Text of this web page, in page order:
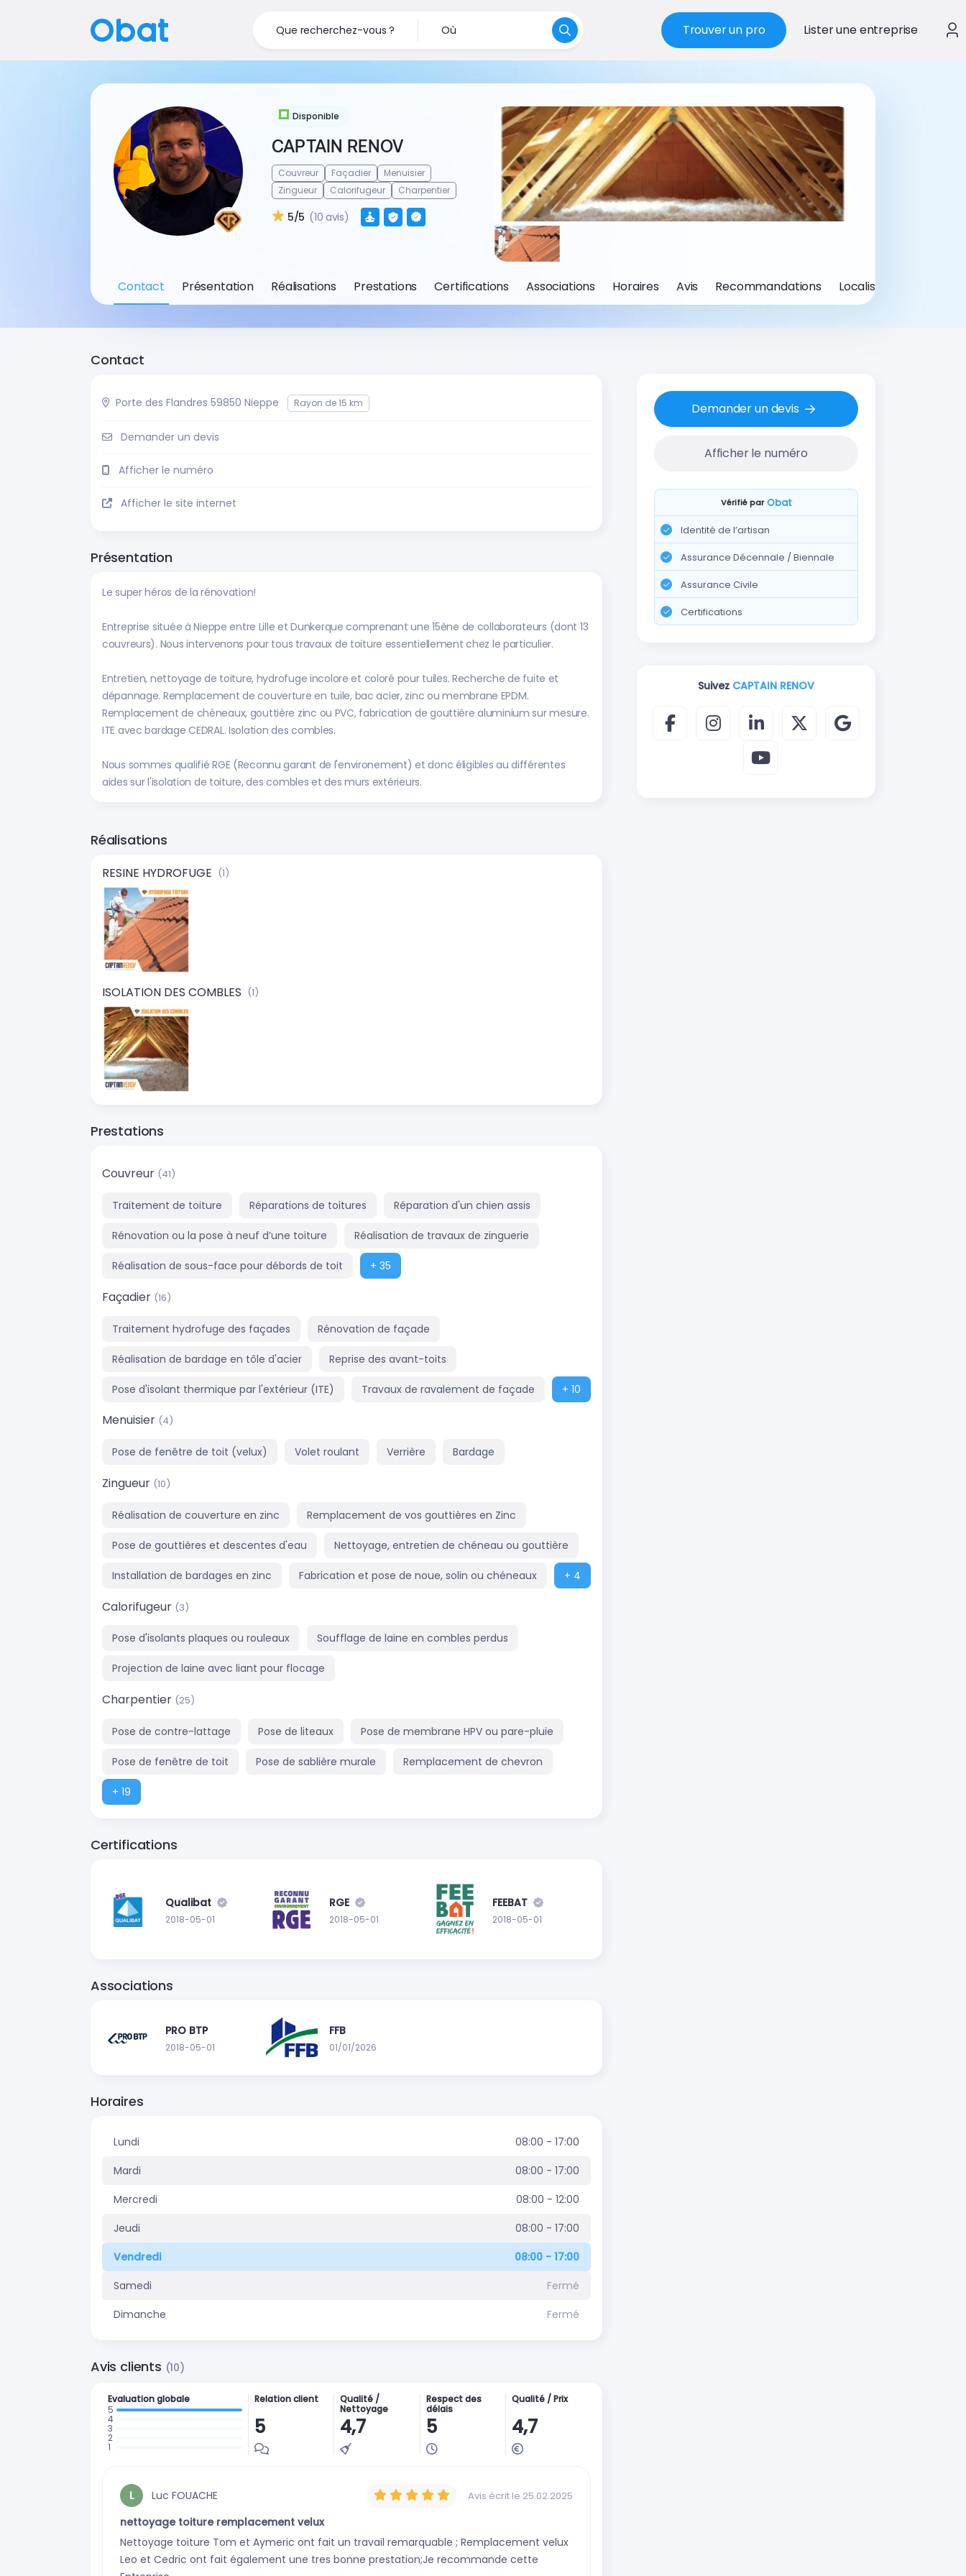
Que recherchez-vous ? Où Trouver un pro Lister une entreprise
Disponible
CAPTAIN RENOV
Couvreur Façadier
Menuisier
Zingueur
Calorifugeur Charpentier
5/5 (10 avis)
Contact Présentation Réalisations Prestations Certifications Associations Horaires Avis Recommandations Localisation
Contact
Porte des Flandres 59850 Nieppe Rayon de 15 km
Demander un devis
Afficher le numéro
Afficher le site internet
Présentation
Le super héros de la rénovation!
Entreprise située à Nieppe entre Lille et Dunkerque comprenant une 15ène de collaborateurs (dont 13
couvreurs). Nous intervenons pour tous travaux de toiture essentiellement chez le particulier.
Entretien, nettoyage de toiture, hydrofuge incolore et coloré pour tuiles. Recherche de fuite et
dépannage. Remplacement de couverture en tuile, bac acier, zinc ou membrane EPDM.
Remplacement de chéneaux, gouttière zinc ou PVC, fabrication de gouttière aluminium sur mesure.
ITE avec bardage CEDRAL. Isolation des combles.
Nous sommes qualifié RGE (Reconnu garant de l'environement) et donc éligibles au différentes
aides sur l'isolation de toiture, des combles et des murs extérieurs.
Réalisations
RESINE HYDROFUGE (1)
ISOLATION DES COMBLES (1)
Prestations
Couvreur (41)
Traitement de toiture Réparations de toitures Réparation d'un chien assis
Rénovation ou la pose à neuf d’une toiture Réalisation de travaux de zinguerie
Réalisation de sous-face pour débords de toit + 35
Façadier (16)
Traitement hydrofuge des façades Rénovation de façade
Réalisation de bardage en tôle d'acier Reprise des avant-toits
Pose d'isolant thermique par l'extérieur (ITE) Travaux de ravalement de façade + 10
Menuisier (4)
Pose de fenêtre de toit (velux) Volet roulant Verrière Bardage
Zingueur (10)
Réalisation de couverture en zinc Remplacement de vos gouttières en Zinc
Pose de gouttières et descentes d'eau Nettoyage, entretien de chéneau ou gouttière
Installation de bardages en zinc Fabrication et pose de noue, solin ou chéneaux + 4
Calorifugeur (3)
Pose d'isolants plaques ou rouleaux Soufflage de laine en combles perdus
Projection de laine avec liant pour flocage
Charpentier (25)
Pose de contre-lattage Pose de liteaux Pose de membrane HPV ou pare-pluie
Pose de fenêtre de toit Pose de sablière murale Remplacement de chevron
+ 19
Certifications
Qualibat
2018-05-01
RGE
2018-05-01
FEEBAT
2018-05-01
Associations
PRO BTP
2018-05-01
FFB
01/01/2026
Horaires
Lundi
08:00 - 17:00
Mardi
08:00 - 17:00
Mercredi
08:00 - 12:00
Jeudi
08:00 - 17:00
Vendredi
08:00 - 17:00
Samedi
Fermé
Dimanche
Fermé
Avis clients (10)
Evaluation globale
avis
avis
Relation client
5
Qualité /
Nettoyage
4,7
Respect des
délais
5
Qualité / Prix
4,7
L Luc FOUACHE Avis écrit le 25.02.2025
nettoyage toiture remplacement velux
Nettoyage toiture Tom et Aymeric ont fait un travail remarquable ; Remplacement velux
Leo et Cedric ont fait également une tres bonne prestation;Je recommande cette
Demander un devis
Afficher le numéro
Vérifié par
Identité de l’artisan
Assurance Décennale / Biennale
Assurance Civile
Certifications
Suivez CAPTAIN RENOV